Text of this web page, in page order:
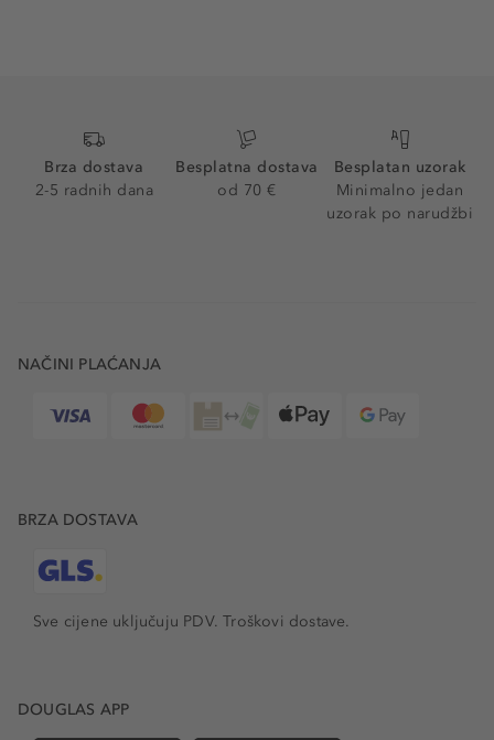
Brza dostava
2-5 radnih dana
Besplatna dostava
od 70 €
Besplatan uzorak
Minimalno jedan
uzorak po narudžbi
NAČINI PLAĆANJA
BRZA DOSTAVA
Sve cijene uključuju PDV.Troškovi dostave.
DOUGLAS APP